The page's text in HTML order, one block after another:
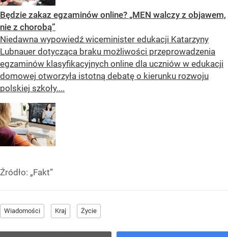
Będzie zakaz egzaminów online? „MEN walczy z objawem,
nie z chorobą”
Niedawna wypowiedź wiceminister edukacji Katarzyny
Lubnauer dotycząca braku możliwości przeprowadzenia
egzaminów klasyfikacyjnych online dla uczniów w edukacji
domowej otworzyła istotną debatę o kierunku rozwoju
polskiej szkoły....
Źródło: „Fakt”
Wiadomości Kraj Życie